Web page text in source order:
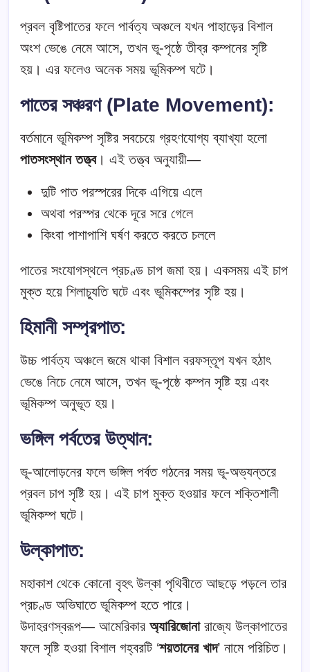
প্রবল বৃষ্টিপাতের ফলে পার্বত্য অঞ্চলে যখন পাহাড়ের বিশাল
অংশ ভেঙে নেমে আসে, তখন ভূ-পৃষ্ঠে তীব্র কম্পনের সৃষ্টি
হয়। এর ফলেও অনেক সময় ভূমিকম্প ঘটে।
পাতের সঞ্চরণ (Plate Movement):
বর্তমানে ভূমিকম্প সৃষ্টির সবচেয়ে গ্রহণযোগ্য ব্যাখ্যা হলো
পাতসংস্থান তত্ত্ব। এই তত্ত্ব অনুযায়ী—
দুটি পাত পরস্পরের দিকে এগিয়ে এলে
অথবা পরস্পর থেকে দূরে সরে গেলে
কিংবা পাশাপাশি ঘর্ষণ করতে করতে চললে
পাতের সংযোগস্থলে প্রচণ্ড চাপ জমা হয়। একসময় এই চাপ
মুক্ত হয়ে শিলাচ্যুতি ঘটে এবং ভূমিকম্পের সৃষ্টি হয়।
হিমানী সম্প্রপাত:
উচ্চ পার্বত্য অঞ্চলে জমে থাকা বিশাল বরফস্তূপ যখন হঠাৎ
ভেঙে নিচে নেমে আসে, তখন ভূ-পৃষ্ঠে কম্পন সৃষ্টি হয় এবং
ভূমিকম্প অনুভূত হয়।
ভঙ্গিল পর্বতের উত্থান:
ভূ-আলোড়নের ফলে ভঙ্গিল পর্বত গঠনের সময় ভূ-অভ্যন্তরে
প্রবল চাপ সৃষ্টি হয়। এই চাপ মুক্ত হওয়ার ফলে শক্তিশালী
ভূমিকম্প ঘটে।
উল্কাপাত:
মহাকাশ থেকে কোনো বৃহৎ উল্কা পৃথিবীতে আছড়ে পড়লে তার
প্রচণ্ড অভিঘাতে ভূমিকম্প হতে পারে।
উদাহরণস্বরূপ— আমেরিকার অ্যারিজোনারাজ্যে উল্কাপাতের
ফলে সৃষ্টি হওয়া বিশাল গহ্বরটি ‘শয়তানের খাদ’ নামে পরিচিত।